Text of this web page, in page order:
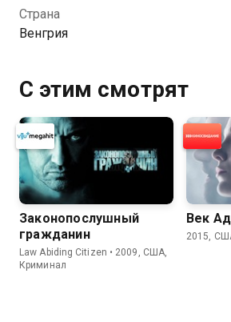
Страна
Венгрия
С этим смотрят
Законопослушный
гражданин
Law Abiding Citizen • 2009, США,
Криминал
Век
2015,